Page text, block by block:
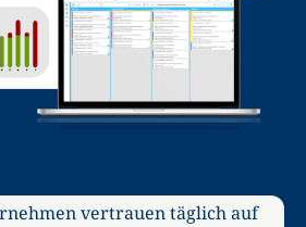
vertrauen täglich auf